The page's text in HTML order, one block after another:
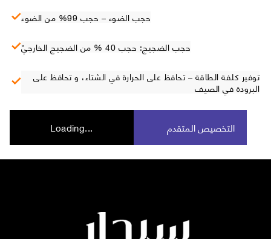
حجب الضوء – حجب 99% من الضوء
حجب الضجيج: حجب 40 % من الضجيج الخارجيّ
توفير كلفة الطاقة – تحافظ على الحرارة في الشتاء، و تحافظ على
البرودة في الصيف
Loading... التخصيص المتقدم